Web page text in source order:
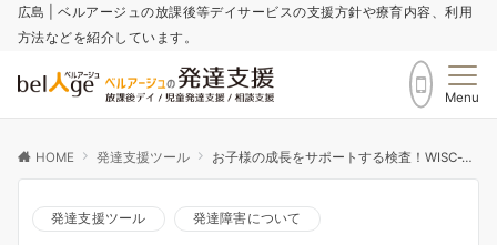
広島 | ベルアージュの放課後等デイサービスの支援方針や療育内容、利用
方法などを紹介しています。
Menu
HOME 発達支援ツール お子様の成長をサポートする検査！WISC-ⅤとVineland-Ⅱ のご紹介
発達支援ツール 発達障害について